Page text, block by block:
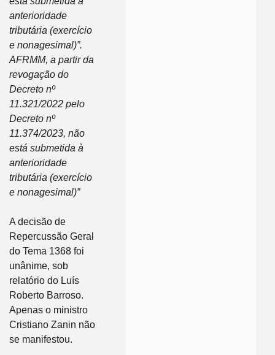
anterioridade
tributária (exercício
e nonagesimal)”.
AFRMM, a partir da
revogação do
Decreto nº
11.321/2022 pelo
Decreto nº
11.374/2023, não
está submetida à
anterioridade
tributária (exercício
e nonagesimal)”
A decisão de
Repercussão Geral
do Tema 1368 foi
unânime, sob
relatório do Luís
Roberto Barroso.
Apenas o ministro
Cristiano Zanin não
se manifestou.